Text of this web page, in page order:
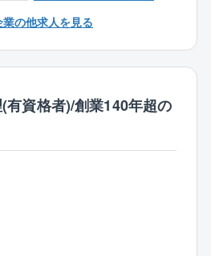
ら必要なスキルを養っていく
多く在籍しており、現場経験
ている実績がございます。
せん。県内の案件をメインで
ホテルやアパートなどを会社
ますのでご安心ください。
業の他求人を見る
有資格者)/創業140年超の